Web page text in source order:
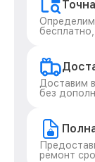
Доставим
без
ремонт